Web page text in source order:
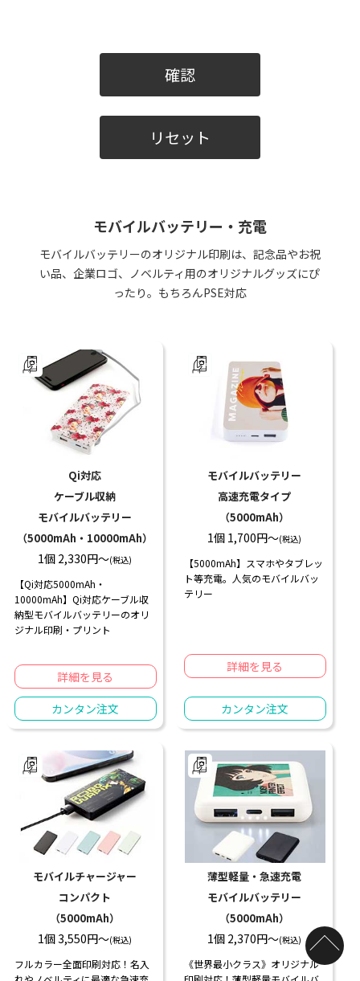
モバイルバッテリー・充電
モバイルバッテリーのオリジナル印刷は、記念品やお祝
い品、企業ロゴ、ノベルティ用のオリジナルグッズにぴ
ったり。もちろんPSE対応
Qi対応
ケーブル収納
モバイルバッテリー
（5000mAh・10000mAh）
1個 2,330円〜(税込)
【Qi対応5000mAh・
10000mAh】Qi対応ケーブル収
納型モバイルバッテリーのオリ
ジナル印刷・プリント
詳細を見る
カンタン注文
モバイルバッテリー
高速充電タイプ
（5000mAh）
1個 1,700円〜(税込)
【5000mAh】スマホやタブレッ
ト等充電。人気のモバイルバッ
テリー️
詳細を見る
カンタン注文
モバイルチャージャー
コンパクト
（5000mAh）
1個 3,550円〜(税込)
フルカラー全面印刷対応！名入
薄型軽量・急速充電
モバイルバッテリー
（5000mAh）
1個 2,370円〜(税込)
《世界最小クラス》オリジナル